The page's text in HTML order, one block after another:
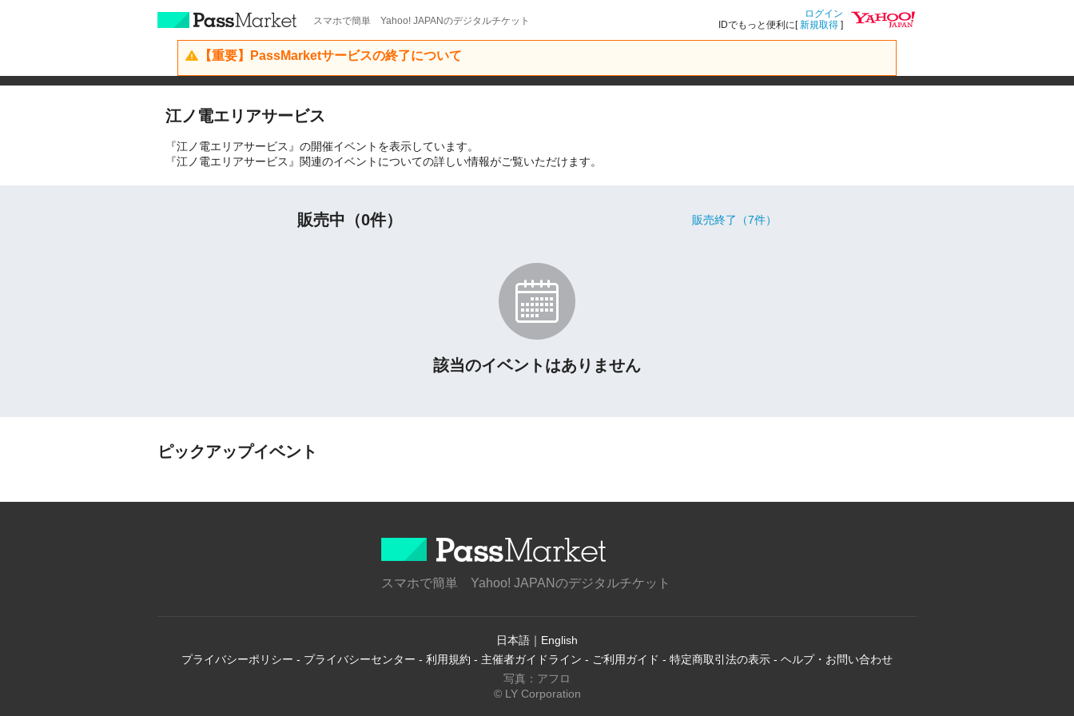
スマホで簡単 Yahoo! JAPANのデジタルチケット
ログイン
IDでもっと便利に[新規取得 ]
【重要】PassMarketサービスの終了について
江ノ電エリアサービス
『江ノ電エリアサービス』の開催イベントを表示しています。
『江ノ電エリアサービス』関連のイベントについての詳しい情報がご覧いただけます。
販売中（0件） 販売終了（7件）
該当のイベントはありません
ピックアップイベント
スマホで簡単 Yahoo! JAPANのデジタルチケット
日本語 ｜ English
プライバシーポリシー - プライバシーセンター - 利用規約 - 主催者ガイドライン - ご利用ガイド - 特定商取引法の表示 - ヘルプ・お問い合わせ
写真：アフロ
© LY Corporation